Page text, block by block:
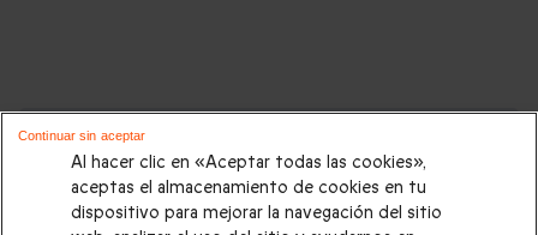
Cajas regalo que podrían interesarte:
Regalos Navidad |Regalos para hombre Navidad|
para mujer Navidad|Regalos de Reyes|Regalos de boda
Al hacer clic en «Aceptar todas las cookies»,
aceptas el almacenamiento de cookies en tu
dispositivo para mejorar la navegación del sitio
Continuar sin aceptar